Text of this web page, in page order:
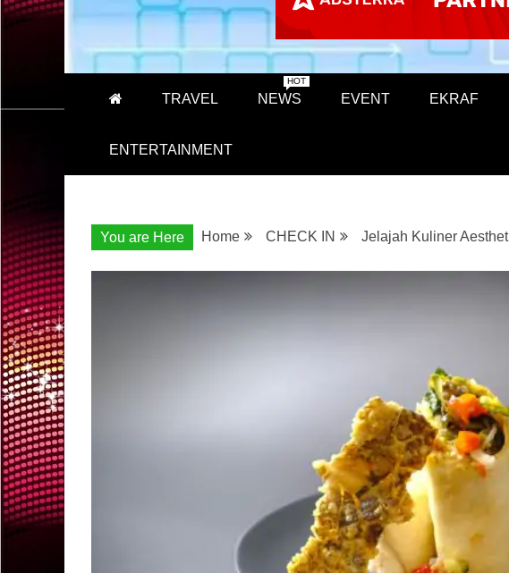
TRAVEL NEWS
HOT
EVENT EKRAF
ENTERTAINMENT
You are Here Home CHECK IN Jelajah Kuliner